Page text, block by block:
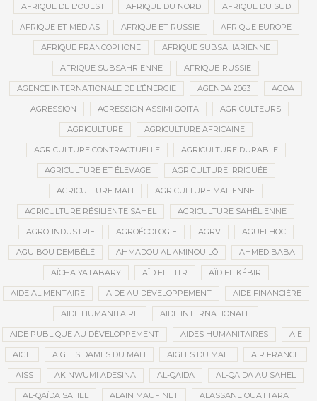
AFRIQUE DE L'OUEST AFRIQUE DU NORD AFRIQUE DU SUD
AFRIQUE ET MÉDIAS AFRIQUE ET RUSSIE AFRIQUE EUROPE
AFRIQUE FRANCOPHONE AFRIQUE SUBSAHARIENNE
AFRIQUE SUBSAHRIENNE AFRIQUE-RUSSIE
AGENCE INTERNATIONALE DE L’ÉNERGIE AGENDA 2063 AGOA
AGRESSION AGRESSION ASSIMI GOITA AGRICULTEURS
AGRICULTURE AGRICULTURE AFRICAINE
AGRICULTURE CONTRACTUELLE AGRICULTURE DURABLE
AGRICULTURE ET ÉLEVAGE AGRICULTURE IRRIGUÉE
AGRICULTURE MALI AGRICULTURE MALIENNE
AGRICULTURE RÉSILIENTE SAHEL AGRICULTURE SAHÉLIENNE
AGRO-INDUSTRIE AGROÉCOLOGIE AGRV AGUELHOC
AGUIBOU DEMBÉLÉ AHMADOU AL AMINOU LÔ AHMED BABA
AÏCHA YATABARY AÏD EL-FITR AÏD EL-KÉBIR
AIDE ALIMENTAIRE AIDE AU DÉVELOPPEMENT AIDE FINANCIÈRE
AIDE HUMANITAIRE AIDE INTERNATIONALE
AIDE PUBLIQUE AU DÉVELOPPEMENT AIDES HUMANITAIRES AIE
AIGE AIGLES DAMES DU MALI AIGLES DU MALI AIR FRANCE
AISS AKINWUMI ADESINA AL-QAÏDA AL-QAÏDA AU SAHEL
AL-QAÏDA SAHEL ALAIN MAUFINET ALASSANE OUATTARA